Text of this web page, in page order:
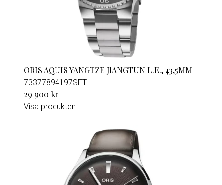
ORIS AQUIS YANGTZE JIANGTUN L.E., 43,5MM
73377894197SET
29 900 kr
Visa produkten